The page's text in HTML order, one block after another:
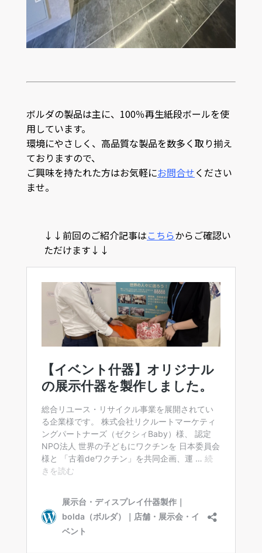
ボルダの製品は主に、100％再生紙段ボールを使
用しています。
環境にやさしく、高品質な製品を数多く取り揃え
ておりますので、
ご興味を持たれた方はお気軽にお問合せください
ませ。
↓↓前回のご紹介記事はこちらからご確認い
ただけます↓↓